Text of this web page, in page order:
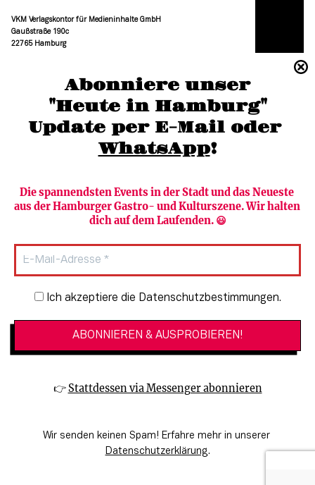
Abonniere unser
"Heute in Hamburg"
Update per E-Mail oder
WhatsApp!
Die spannendsten Events in der Stadt und das Neueste
aus der Hamburger Gastro- und Kulturszene. Wir halten
dich auf dem Laufenden. 😃
Newsletter-Anmeldung
Ich akzeptiere die Datenschutzbestimmungen.
👉 Stattdessen via Messenger abonnieren
Wir senden keinen Spam! Erfahre mehr in unserer
Datenschutzerklärung.
VKM Verlagskontor für Medieninhalte GmbH
Gaußstraße 190c
22765 Hamburg
moc.grubmah-enezs@ofni
Newsletter abonnieren
HAMBURG PUR
🔗 Kinoprogramm
🔗 Genuss-Guide Hamburg
Verlag
Datenschutzbestimmungen